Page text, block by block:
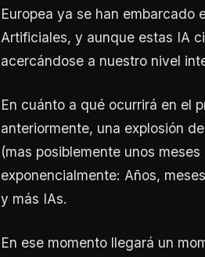
Europea ya se han
Artificiales, y aunque estas IA
acercándose a nuestro nivel
En cuánto a qué ocurrirá en el
anteriormente, una explosión
(mas posiblemente unos
exponencialmente: Años,
y más IAs.
En ese momento llegará un